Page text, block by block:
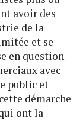
avoir des
de la
et se
en question
avec
public et
démarche
ont la